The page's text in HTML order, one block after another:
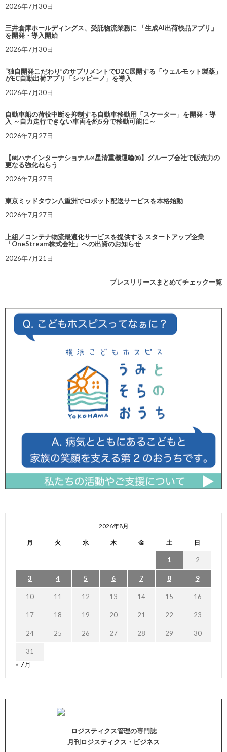
2026年7月30日
三井倉庫ホールディングス、受託物流業務に 「生成AI出荷検品アプリ」
を開発・導入開始
2026年7月30日
“独自開発こだわり”のサプリメントでD2C展開する「ウェルモット製薬」
がEC自動出荷アプリ「シッピーノ」を導入
2026年7月30日
自動車船の荷役中断を抑制する自動車移動用「スケーター」を開発・導
入 ～自力走行できない車両を約5分で移動可能に～
2026年7月27日
【㈱ハナインターナショナル×星清重機運輸㈱】グループ会社で販売力の
更なる強化ねらう
2026年7月27日
東京ミッドタウン八重洲でロボット配送サービスを本格始動
2026年7月27日
上組／コンテナ物流最適化サービスを提供する スタートアップ企業
「OneStream株式会社」への出資のお知らせ
2026年7月21日
プレスリリースまとめてチェック一覧
2026年8月
月 火 水 木 金 土 日
1 2
3 4 5 6 7 8 9
10 11 12 13 14 15 16
17 18 19 20 21 22 23
24 25 26 27 28 29 30
31
« 7月
ロジスティクス管理の専門誌
月刊ロジスティクス・ビジネス